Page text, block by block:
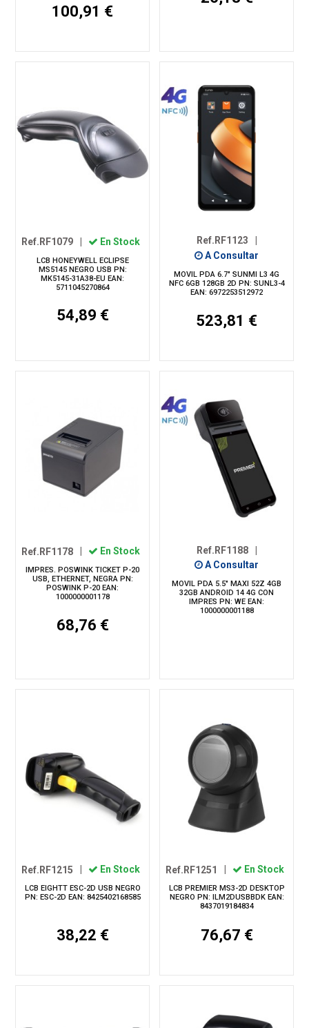
100,91 €
Ref.RF1079 | En Stock
LCB HONEYWELL ECLIPSE
MS5145 NEGRO USB PN:
MK5145-31A38-EU EAN:
5711045270864
54,89 €
Ref.RF1123
A Consultar
MOVIL PDA 6.7" SUNMI L3 4G
NFC 6GB 128GB 2D PN: SUNL3-4
EAN: 6972253512972
523,81 €
Ref.RF1178 En Stock
IMPRES. POSWINK TICKET P-20
USB, ETHERNET, NEGRA PN:
POSWINK P-20 EAN:
1000000001178
68,76 €
Ref.RF1188
A Consultar
MOVIL PDA 5.5" MAXI 52Z 4GB
32GB ANDROID 14 4G CON
IMPRES PN: WE EAN:
1000000001188
Ref.RF1215 En Stock
LCB EIGHTT ESC-2D USB NEGRO
PN: ESC-2D EAN: 8425402168585
38,22 €
Ref.RF1251 En Stock
LCB PREMIER MS3-2D DESKTOP
NEGRO PN: ILM2DUSBBDK EAN:
8437019184834
76,67 €